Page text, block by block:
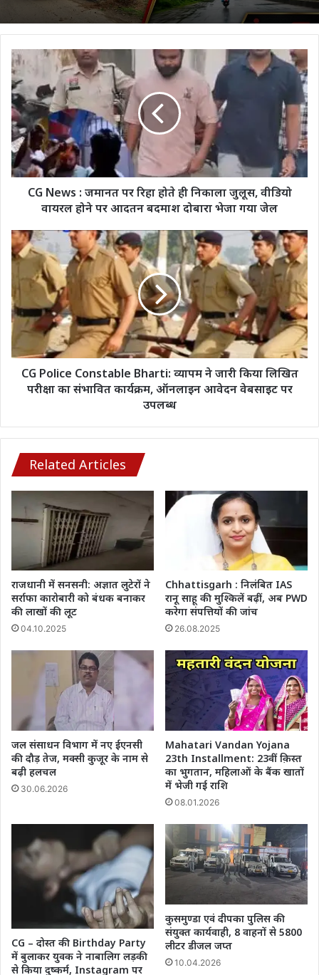
CG
News
:
जमानत
पर
रिहा
होते
ही
निकाला
जुलूस,
होने
पर
आदतन
बदमाश
दोबारा
भेजा
गया
जेल
CG News : जमानत पर रिहा होते ही निकाला जुलूस, वीडियो
वायरल होने पर आदतन बदमाश दोबारा भेजा गया जेल
CG
Police
Constable
Bharti:
व्यापम
ने
जारी
किया
लिखित
परीक्षा
ऑनलाइन
वेबसाइट
पर
उपलब्ध
CG Police Constable Bharti: व्यापम ने जारी किया लिखित
परीक्षा का संभावित कार्यक्रम, ऑनलाइन आवेदन वेबसाइट पर
उपलब्ध
Related Articles
राजधानी में सनसनी: अज्ञात लुटेरों ने
सर्राफा कारोबारी को बंधक बनाकर
की लाखों की लूट
04.10.2025
Chhattisgarh : निलंबित IAS
रानू साहू की मुश्किलें बढ़ीं, अब PWD
करेगा संपत्तियों की जांच
26.08.2025
जल संसाधन विभाग में नए ईएनसी
की दौड़ तेज, मक्सी कुजूर के नाम से
बढ़ी हलचल
30.06.2026
Mahatari Vandan Yojana
23th Installment: 23वीं क़िस्त
का भुगतान, महिलाओं के बैंक खातों
में भेजी गई राशि
08.01.2026
CG – दोस्त की Birthday Party
में बुलाकर युवक ने नाबालिग लड़की
से किया दुष्कर्म, Instagram पर
कुसमुण्डा एवं दीपका पुलिस की
संयुक्त कार्यवाही, 8 वाहनों से 5800
लीटर डीजल जप्त
10.04.2026